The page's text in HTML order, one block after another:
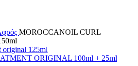
MOROCCANOIL CURL
ORIGINAL 100ml + 25ml